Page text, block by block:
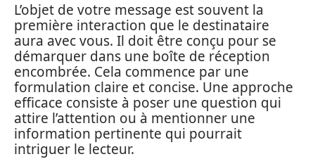
L’objet de votre message est souvent la
première interaction que le destinataire
aura avec vous. Il doit être conçu pour se
démarquer dans une boîte de réception
encombrée. Cela commence par une
formulation claire et concise. Une approche
efficace consiste à poser une question qui
attire l’attention ou à mentionner une
information pertinente qui pourrait
intriguer le lecteur.